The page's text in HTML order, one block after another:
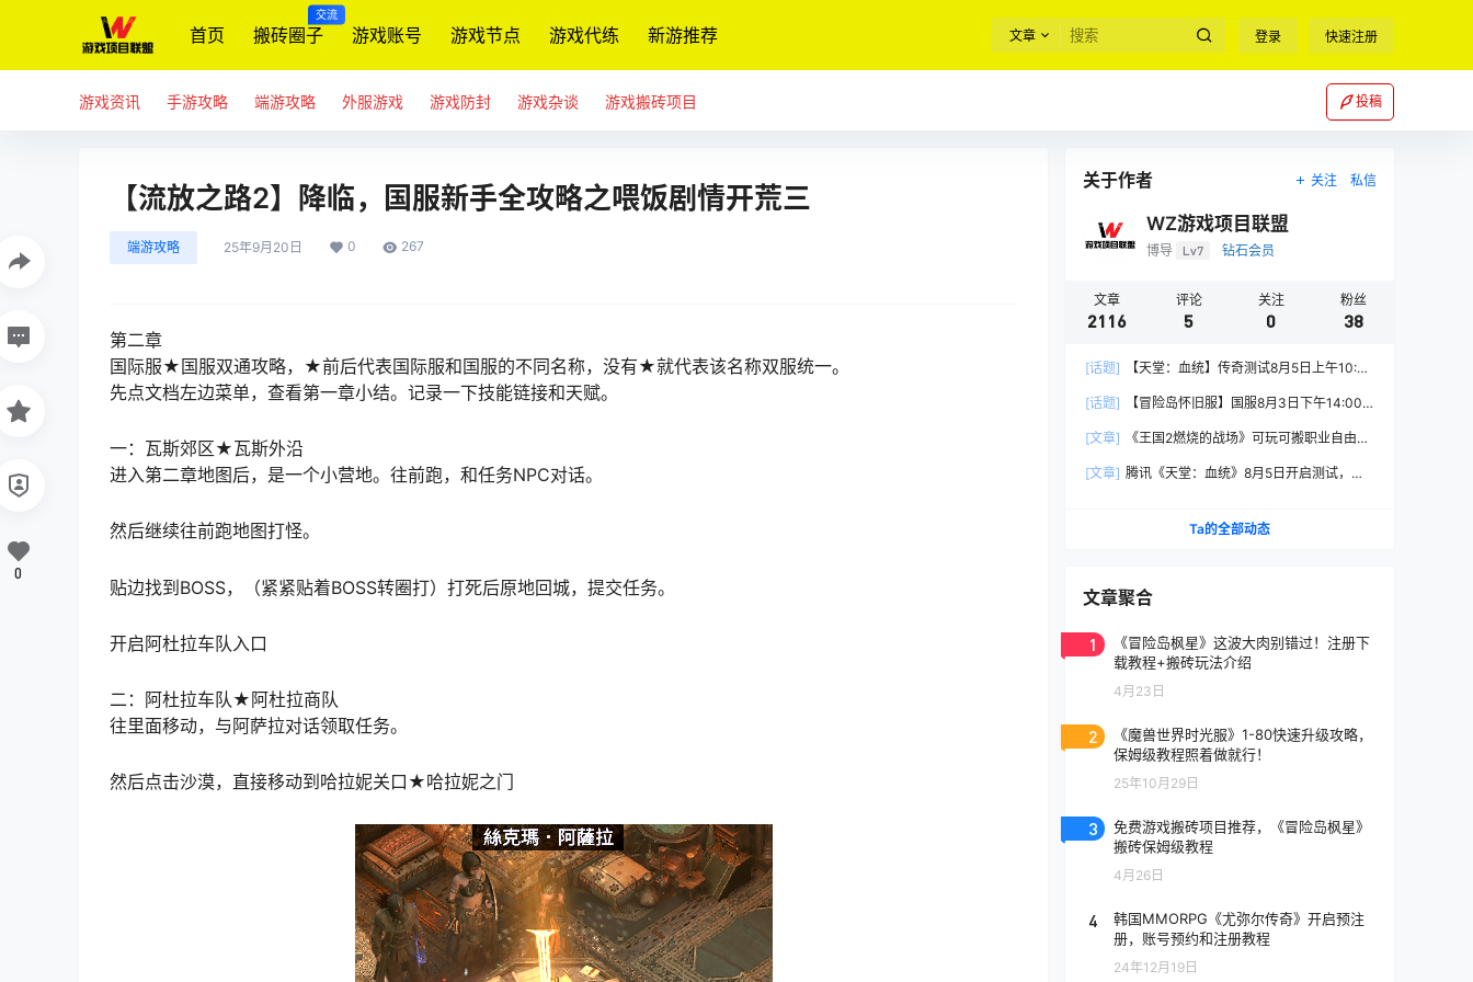
首页 搬砖圈子
交流
游戏账号 游戏节点 游戏代练 新游推荐 文章 登录 快速注册
游戏资讯 手游攻略 端游攻略 外服游戏 游戏防封 游戏杂谈 游戏搬砖项目 投稿
【流放之路2】降临，国服新手全攻略之喂饭剧情开荒三
端游攻略 25年9月20日 0 267
第二章
国际服★国服双通攻略，★前后代表国际服和国服的不同名称，没有★就代表该名称双服统一。
先点文档左边菜单，查看第一章小结。记录一下技能链接和天赋。
一：瓦斯郊区★瓦斯外沿
进入第二章地图后，是一个小营地。往前跑，和任务NPC对话。
然后继续往前跑地图打怪。
贴边找到BOSS，（紧紧贴着BOSS转圈打）打死后原地回城，提交任务。
开启阿杜拉车队入口
二：阿杜拉车队★阿杜拉商队
往里面移动，与阿萨拉对话领取任务。
然后点击沙漠，直接移动到哈拉妮关口★哈拉妮之门
0
关于作者 关注 私信
WZ游戏项目联盟
博导 Lv7 钻石会员
文章
2116
评论
5
关注
0
粉丝
38
[话题]
【天堂：血统】传奇测试8月5日上午10:00
[话题]
【冒险岛怀旧服】国服8月3日下午14:00
[文章]
《王国2燃烧的战场》可玩可搬职业自由，
[文章] 腾讯《天堂：血统》8月5日开启测试，
Ta的全部动态
文章聚合
1
《冒险岛枫星》这波大肉别错过！注册下
载教程+搬砖玩法介绍
4月23日
2
《魔兽世界时光服》1-80快速升级攻略，
保姆级教程照着做就行！
25年10月29日
3
免费游戏搬砖项目推荐，《冒险岛枫星》
搬砖保姆级教程
4月26日
4
韩国MMORPG《尤弥尔传奇》开启预注
册，账号预约和注册教程
24年12月19日